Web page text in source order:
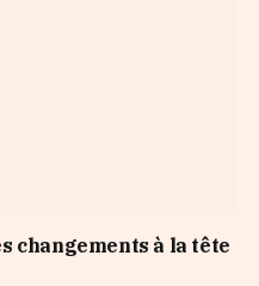
changements à la tête